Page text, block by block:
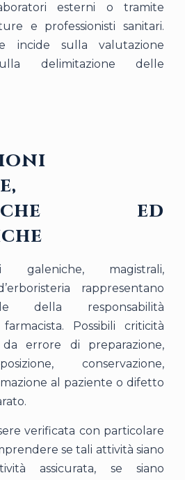
esterni o tramite
e professionisti sanitari.
incide sulla valutazione
delimitazione delle
ed
galeniche, magistrali,
rappresentano
della responsabilità
Possibili criticità
da errore di preparazione,
conservazione,
al paziente o difetto
verificata con particolare
se tali attività siano
assicurata, se siano